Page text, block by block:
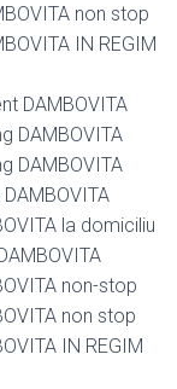
non stop
IN REGIM
DAMBOVITA
DAMBOVITA
DAMBOVITA
la domiciliu
non-stop
non stop
IN REGIM